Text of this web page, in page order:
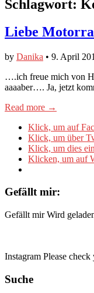
Schlagwort:
Liebe
by Danika • 9. April
….ich freue mich von
aaaaber…. Ja, jetzt
Read more →
Klick, um auf
Klick, um über
Klick, um dies
Klicken, um auf
Gefällt mir:
Gefällt mir Wird
Instagram Please
Suche